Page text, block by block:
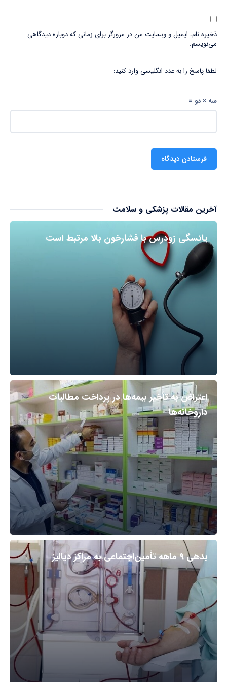
ذخیره نام، ایمیل و وبسایت من در مرورگر برای زمانی که دوباره دیدگاهی
می‌نویسم.
لطفا پاسخ را به عدد انگلیسی وارد کنید:
سه × دو =
آخرین مقالات پزشکی و سلامت
یائسگی زودرس با فشارخون بالا مرتبط است
اعتراض به تأخیر بیمه‌ها در پرداخت مطالبات
داروخانه‌ها
بدهی ۹ ماهه تأمین‌اجتماعی به مراکز دیالیز